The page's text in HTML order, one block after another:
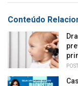
i
e
Conteúdo